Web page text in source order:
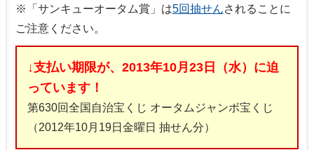
※「サンキューオータム賞」は5回抽せんされることに
ご注意ください。
↓支払い期限が、2013年10月23日（水）に迫
っています！
第630回全国自治宝くじ オータムジャンボ宝くじ
（2012年10月19日金曜日 抽せん分）